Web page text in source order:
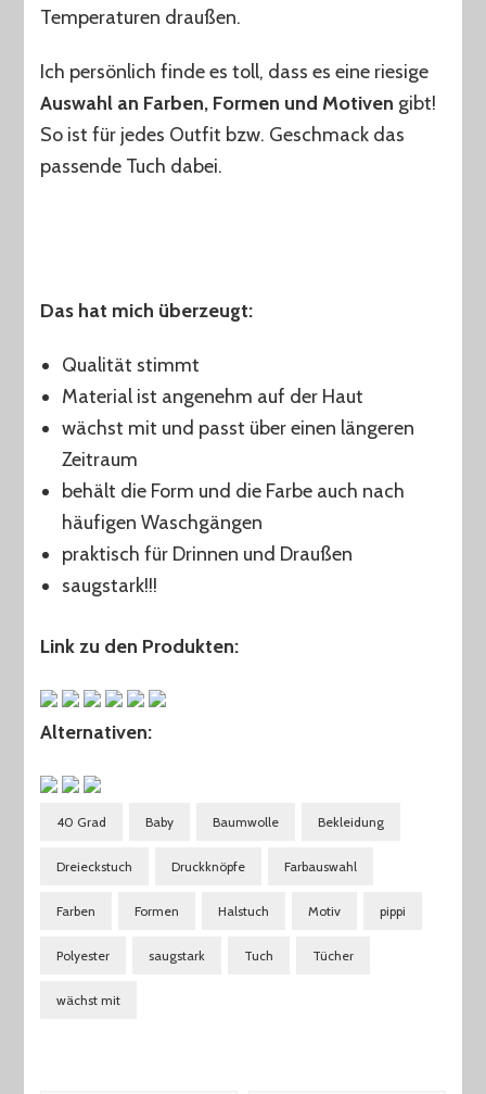
Temperaturen draußen.
Ich persönlich finde es toll, dass es eine riesige
Auswahl an Farben, Formen und Motiven gibt!
So ist für jedes Outfit bzw. Geschmack das
passende Tuch dabei.
Das hat mich überzeugt:
Qualität stimmt
Material ist angenehm auf der Haut
wächst mit und passt über einen längeren
Zeitraum
behält die Form und die Farbe auch nach
häufigen Waschgängen
praktisch für Drinnen und Draußen
saugstark!!!
Link zu den Produkten:
Alternativen:
40 Grad Baby Baumwolle Bekleidung
Dreieckstuch Druckknöpfe Farbauswahl
Farben Formen Halstuch Motiv pippi
Polyester saugstark Tuch Tücher
wächst mit